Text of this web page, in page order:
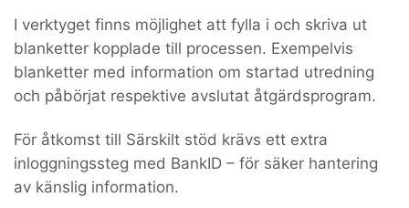
I verktyget finns möjlighet att fylla i och skriva ut
blanketter kopplade till processen. Exempelvis
blanketter med information om startad utredning
och påbörjat respektive avslutat åtgärdsprogram.
För åtkomst till Särskilt stöd krävs ett extra
inloggningssteg med BankID – för säker hantering
av känslig information.